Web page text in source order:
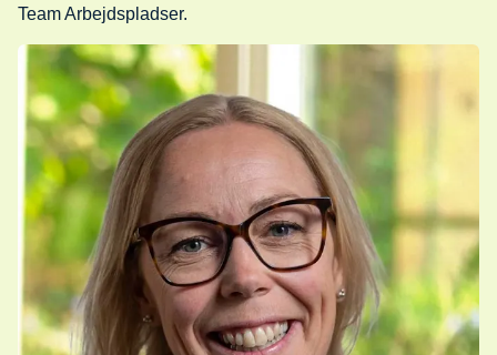
Team Arbejdspladser.